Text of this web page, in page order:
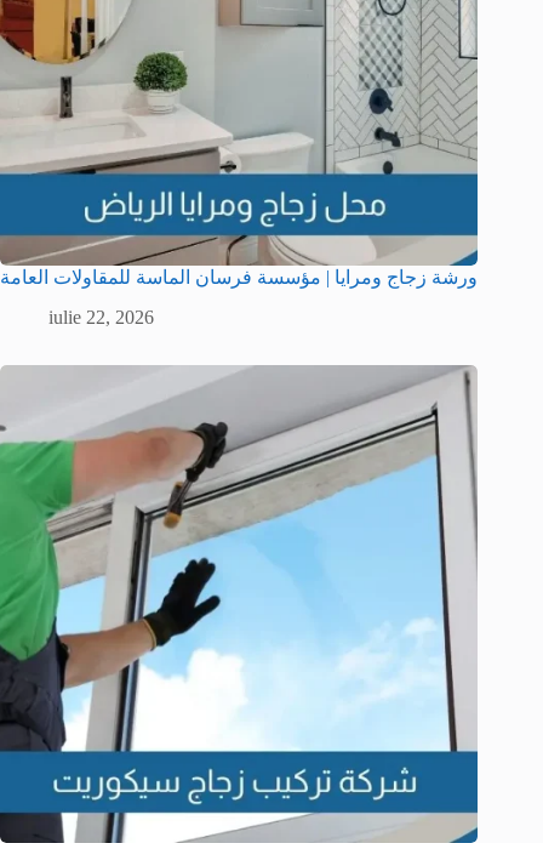
ورشة زجاج ومرايا | مؤسسة فرسان الماسة للمقاولات العامة
iulie 22, 2026